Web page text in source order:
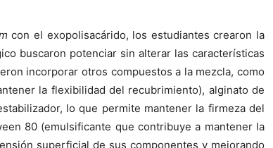
con el exopolisacárido, los estudiantes crearon la
buscaron potenciar sin alterar las características
incorporar otros compuestos a la mezcla, como
la flexibilidad del recubrimiento), alginato de
lo que permite mantener la firmeza del
80 (emulsificante que contribuye a mantener la
superficial de sus componentes y mejorando